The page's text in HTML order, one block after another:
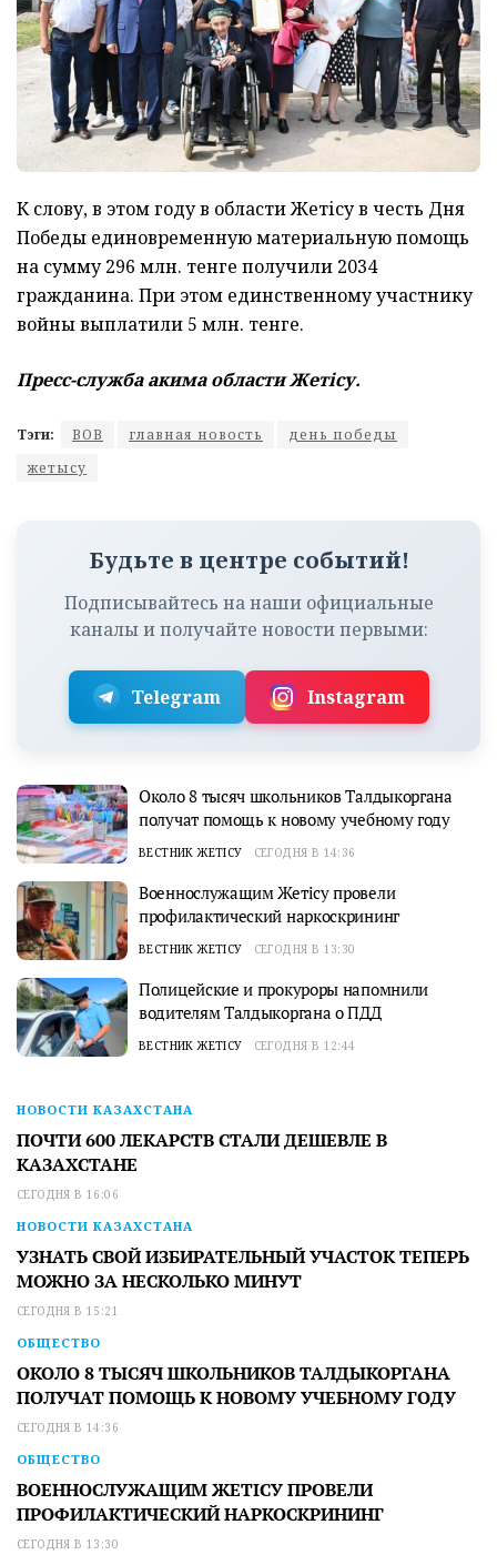
К слову, в этом году в области Жетісу в честь Дня
Победы единовременную материальную помощь
на сумму 296 млн. тенге получили 2034
гражданина. При этом единственному участнику
войны выплатили 5 млн. тенге.
Пресс-служба акима области Жетісу.
Тэги: ВОВ главная новость
день победы
жетысу
Будьте в центре событий!
Подписывайтесь на наши официальные
каналы и получайте новости первыми:
Telegram Instagram
Около 8 тысяч школьников Талдыкоргана
получат помощь к новому учебному году
ВЕСТНИК ЖЕТІСУ СЕГОДНЯ В 14:36
Военнослужащим Жетісу провели
профилактический наркоскрининг
ВЕСТНИК ЖЕТІСУ СЕГОДНЯ В 13:30
Полицейские и прокуроры напомнили
водителям Талдыкоргана о ПДД
ВЕСТНИК ЖЕТІСУ СЕГОДНЯ В 12:44
НОВОСТИ КАЗАХСТАНА
ПОЧТИ 600 ЛЕКАРСТВ СТАЛИ ДЕШЕВЛЕ В
КАЗАХСТАНЕ
СЕГОДНЯ В 16:06
НОВОСТИ КАЗАХСТАНА
УЗНАТЬ СВОЙ ИЗБИРАТЕЛЬНЫЙ УЧАСТОК ТЕПЕРЬ
МОЖНО ЗА НЕСКОЛЬКО МИНУТ
СЕГОДНЯ В 15:21
ОБЩЕСТВО
ОКОЛО 8 ТЫСЯЧ ШКОЛЬНИКОВ ТАЛДЫКОРГАНА
ПОЛУЧАТ ПОМОЩЬ К НОВОМУ УЧЕБНОМУ ГОДУ
СЕГОДНЯ В 14:36
ОБЩЕСТВО
ВОЕННОСЛУЖАЩИМ ЖЕТІСУ ПРОВЕЛИ
ПРОФИЛАКТИЧЕСКИЙ НАРКОСКРИНИНГ
СЕГОДНЯ В 13:30